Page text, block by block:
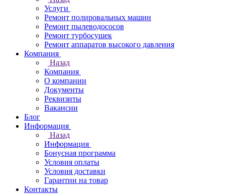
Услуги
Ремонт полировальных машин
Ремонт пылеводососов
Ремонт турбосушек
Ремонт аппаратов высокого давления
Компания
Назад
Компания
О компании
Документы
Реквизиты
Вакансии
Блог
Информация
Назад
Информация
Бонусная программа
Условия оплаты
Условия доставки
Гарантии на товар
Контакты